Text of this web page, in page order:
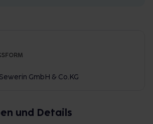
GmbH & Co.KG
und Details